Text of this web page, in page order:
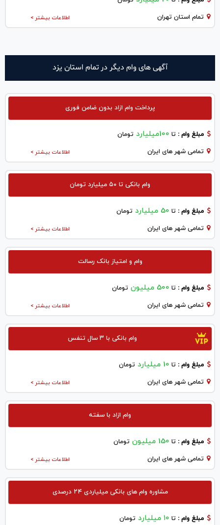
اطلاعات بیشتر > تمام استان تهران
آگهی های وام دیگر در تمام استان یزد
پرداخت وام ازاد بدون ضامن فوری
مبلغ وام : تا 100میلیارد تومان
اطلاعات بیشتر > تمامی شهر های ایران
وام بانکی تا ۵۰ میلیارد تومان
مبلغ وام : تا 50 میلیارد تومان
اطلاعات بیشتر > تمامی شهر های ایران
وام و امتیاز بانک رسالت
مبلغ وام : تا 500 میلیون تومان
اطلاعات بیشتر > تمامی شهر های ایران
وام بانکی با ۳ سال تنفس
مبلغ وام : تا 10 میلیارد تومان
اطلاعات بیشتر > تمامی شهر های ایران
وام ازاد با سفته
مبلغ وام : تا 150 میلیون تومان
اطلاعات بیشتر > تمامی شهر های ایران
مشاوره وام های بانکی میلیاردی ۲۴ درصدی
مبلغ وام : تا ۱۰ میلیارد تومان